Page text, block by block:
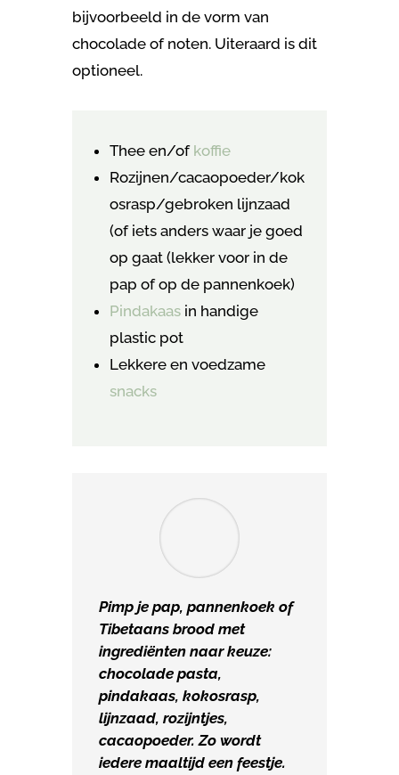
bijvoorbeeld in de vorm van
chocolade of noten. Uiteraard is dit
optioneel.
Thee en/of koffie
Rozijnen/cacaopoeder/kok
osrasp/gebroken lijnzaad
(of iets anders waar je goed
op gaat (lekker voor in de
pap of op de pannenkoek)
Pindakaasin handige
plastic pot
Lekkere en voedzame
snacks
Pimp je pap, pannenkoek of
Tibetaans brood met
ingrediënten naar keuze:
chocolade pasta,
pindakaas, kokosrasp,
lijnzaad, rozijntjes,
cacaopoeder. Zo wordt
iedere maaltijd een feestje.